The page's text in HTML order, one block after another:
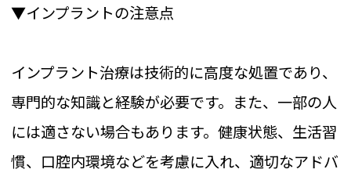
▼インプラントの注意点
インプラント治療は技術的に高度な処置であり、
専門的な知識と経験が必要です。また、一部の人
には適さない場合もあります。健康状態、生活習
慣、口腔内環境などを考慮に入れ、適切なアドバ